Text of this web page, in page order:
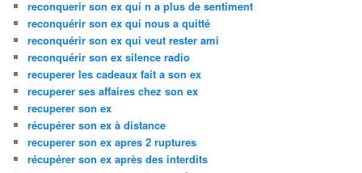
reconquerir son ex qui n a plus de sentiment
reconquérir son ex qui nous a quitté
reconquérir son ex qui veut rester ami
reconquérir son ex silence radio
recuperer les cadeaux fait a son ex
recuperer ses affaires chez son ex
recuperer son ex
récupérer son ex à distance
recuperer son ex apres 2 ruptures
récupérer son ex après des interdits